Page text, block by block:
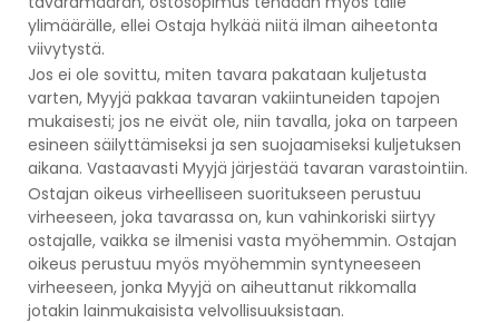
ylimäärälle, ellei Ostaja hylkää niitä ilman aiheetonta
viivytystä.
Jos ei ole sovittu, miten tavara pakataan kuljetusta
varten, Myyjä pakkaa tavaran vakiintuneiden tapojen
mukaisesti; jos ne eivät ole, niin tavalla, joka on tarpeen
esineen säilyttämiseksi ja sen suojaamiseksi kuljetuksen
aikana. Vastaavasti Myyjä järjestää tavaran varastointiin.
Ostajan oikeus virheelliseen suoritukseen perustuu
virheeseen, joka tavarassa on, kun vahinkoriski siirtyy
ostajalle, vaikka se ilmenisi vasta myöhemmin. Ostajan
oikeus perustuu myös myöhemmin syntyneeseen
virheeseen, jonka Myyjä on aiheuttanut rikkomalla
jotakin lainmukaisista velvollisuuksistaan.